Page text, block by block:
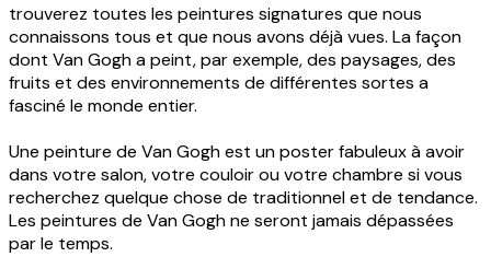
trouverez toutes les peintures signatures que nous
connaissons tous et que nous avons déjà vues. La façon
dont Van Gogh a peint, par exemple, des paysages, des
fruits et des environnements de différentes sortes a
fasciné le monde entier.
Une peinture de Van Gogh est un poster fabuleux à avoir
dans votre salon, votre couloir ou votre chambre si vous
recherchez quelque chose de traditionnel et de tendance.
Les peintures de Van Gogh ne seront jamais dépassées
par le temps.